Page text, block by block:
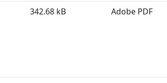
342.68 kB Adobe PDF